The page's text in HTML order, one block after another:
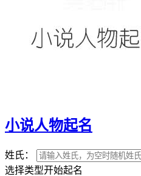
小说人物起名
姓氏：
选择类型开始起名